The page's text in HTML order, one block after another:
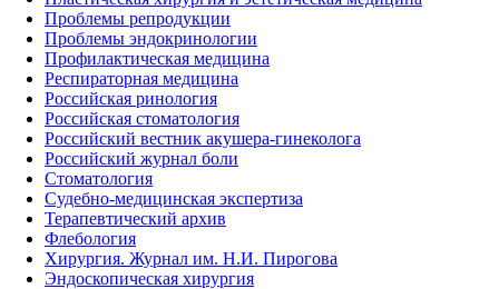
Проблемы репродукции
Проблемы эндокринологии
Профилактическая медицина
Респираторная медицина
Российская ринология
Российская стоматология
Российский вестник акушера-гинеколога
Российский журнал боли
Стоматология
Судебно-медицинская экспертиза
Терапевтический архив
Флебология
Хирургия. Журнал им. Н.И. Пирогова
Эндоскопическая хирургия